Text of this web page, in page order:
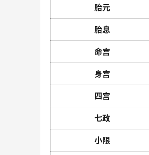
胎元
胎息
命宫
身宫
四宫
七政
小限